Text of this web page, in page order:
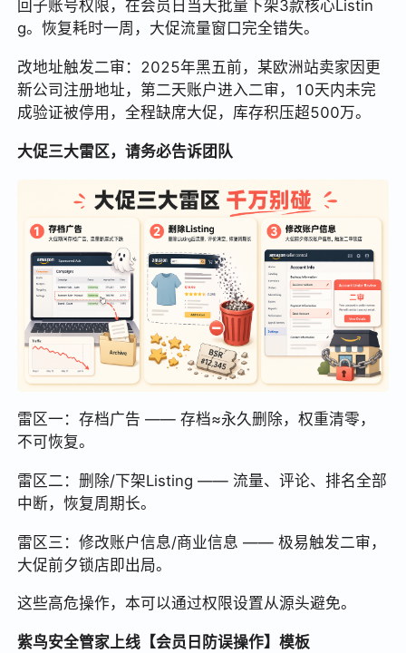
回子账号权限，在会员日当天批量下架3款核心Listin
g。恢复耗时一周，大促流量窗口完全错失。
改地址触发二审：2025年黑五前，某欧洲站卖家因更
新公司注册地址，第二天账户进入二审，10天内未完
成验证被停用，全程缺席大促，库存积压超500万。
大促三大雷区，请务必告诉团队
雷区一：存档广告 —— 存档≈永久删除，权重清零，
不可恢复。
雷区二：删除/下架Listing —— 流量、评论、排名全部
中断，恢复周期长。
雷区三：修改账户信息/商业信息 —— 极易触发二审，
大促前夕锁店即出局。
这些高危操作，本可以通过权限设置从源头避免。
紫鸟安全管家上线【会员日防误操作】模板